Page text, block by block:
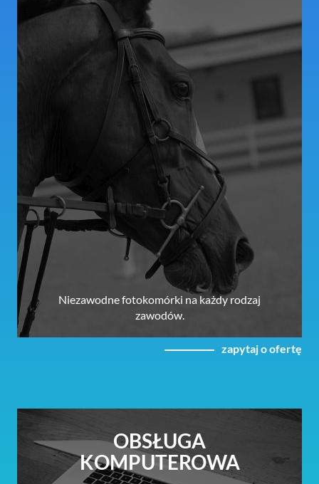
Niezawodne fotokomórki na każdy rodzaj
zawodów.
zapytaj o ofertę
OBSŁUGA
KOMPUTEROWA